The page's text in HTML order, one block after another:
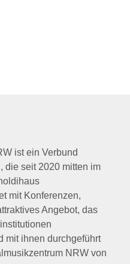
ist ein Verbund
die seit 2020 mitten im
mit Konferenzen,
Angebot, das
mit ihnen durchgeführt
NRW von